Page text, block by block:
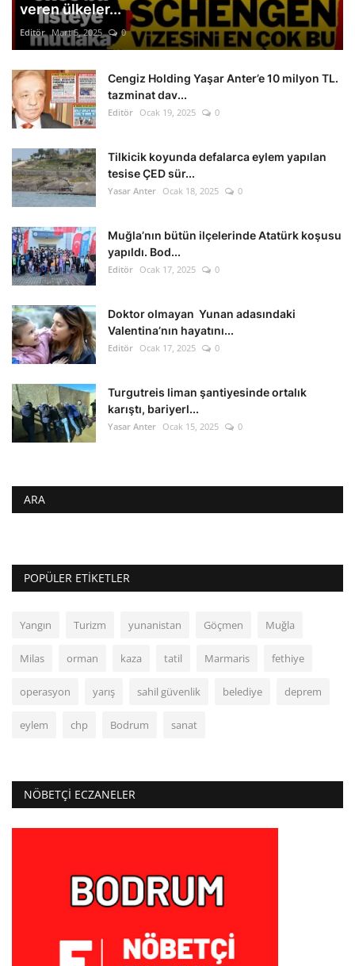
veren ülkeler...
Editör Mart 5, 2025 0
Cengiz Holding Yaşar Anter’e 10 milyon TL.
tazminat dav...
Editör Ocak 19, 2025 0
Tilkicik koyunda defalarca eylem yapılan
tesise ÇED sür...
Yasar Anter Ocak 18, 2025 0
Muğla’nın bütün ilçelerinde Atatürk koşusu
yapıldı. Bod...
Editör Ocak 17, 2025 0
Doktor olmayan Yunan adasındaki
Valentina’nın hayatını...
Editör Ocak 17, 2025 0
Turgutreis liman şantiyesinde ortalık
karıştı, bariyerl...
Yasar Anter Ocak 15, 2025 0
ARA
POPÜLER ETIKETLER
Yangın Turizm yunanistan Göçmen Muğla
Milas orman kaza tatil Marmaris fethiye
operasyon yarış sahil güvenlik belediye deprem
eylem chp Bodrum sanat
NÖBETÇI ECZANELER